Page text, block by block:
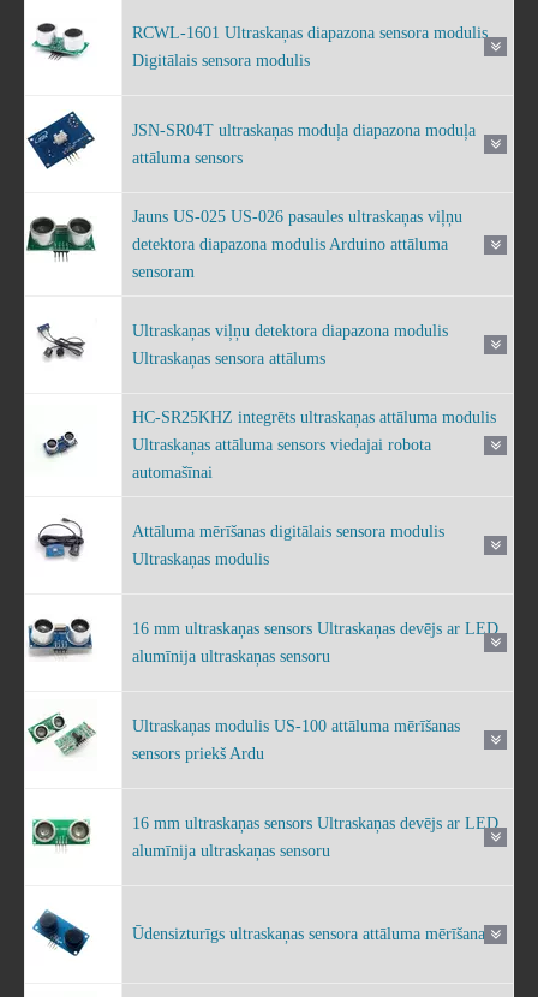
RCWL-1601 Ultraskaņas diapazona sensora modulis
Digitālais sensora modulis
JSN-SR04T ultraskaņas moduļa diapazona moduļa
attāluma sensors
Jauns US-025 US-026 pasaules ultraskaņas viļņu
detektora diapazona modulis Arduino attāluma
sensoram
Ultraskaņas viļņu detektora diapazona modulis
Ultraskaņas sensora attālums
HC-SR25KHZ integrēts ultraskaņas attāluma modulis
Ultraskaņas attāluma sensors viedajai robota
automašīnai
Attāluma mērīšanas digitālais sensora modulis
Ultraskaņas modulis
16 mm ultraskaņas sensors Ultraskaņas devējs ar LED
alumīnija ultraskaņas sensoru
Ultraskaņas modulis US-100 attāluma mērīšanas
sensors priekš Ardu
16 mm ultraskaņas sensors Ultraskaņas devējs ar LED
alumīnija ultraskaņas sensoru
Ūdensizturīgs ultraskaņas sensora attāluma mērīšana